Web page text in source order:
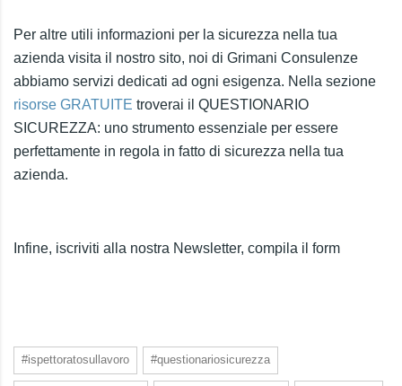
Per altre utili informazioni per la sicurezza nella tua
azienda visita il nostro sito, noi di Grimani Consulenze
abbiamo servizi dedicati ad ogni esigenza. Nella sezione
risorse GRATUITE troverai il QUESTIONARIO
SICUREZZA: uno strumento essenziale per essere
perfettamente in regola in fatto di sicurezza nella tua
azienda.
Infine, iscriviti alla nostra Newsletter, compila il form
#ispettoratosullavoro #questionariosicurezza